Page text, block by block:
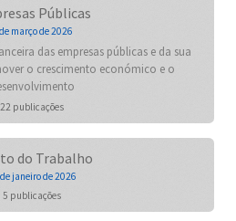
Públicas
março de 2026
das empresas públicas e da sua
o crescimento económico e o
22 publicações
do Trabalho
janeiro de 2026
5 publicações